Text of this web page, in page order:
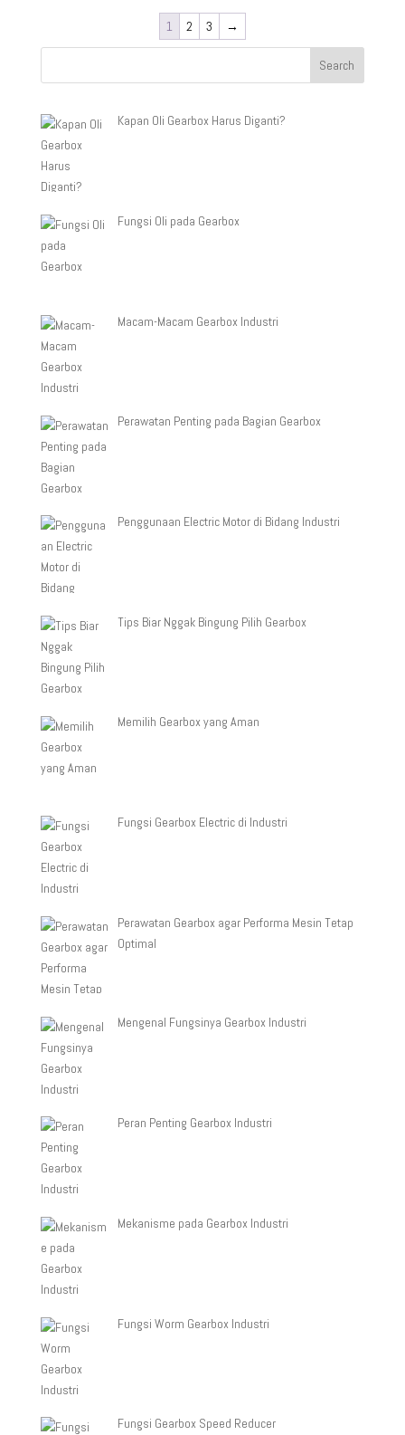
1 2 3 →
Kapan Oli Gearbox Harus Diganti?
Fungsi Oli pada Gearbox
Macam-Macam Gearbox Industri
Perawatan Penting pada Bagian Gearbox
Penggunaan Electric Motor di Bidang Industri
Tips Biar Nggak Bingung Pilih Gearbox
Memilih Gearbox yang Aman
Fungsi Gearbox Electric di Industri
Perawatan Gearbox agar Performa Mesin Tetap
Optimal
Mengenal Fungsinya Gearbox Industri
Peran Penting Gearbox Industri
Mekanisme pada Gearbox Industri
Fungsi Worm Gearbox Industri
Fungsi Gearbox Speed Reducer